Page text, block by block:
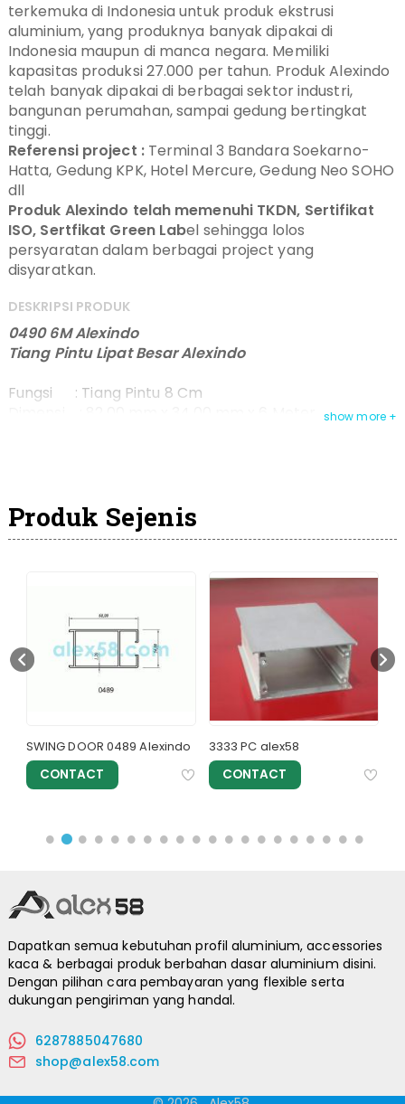
terkemuka di Indonesia untuk produk ekstrusi
aluminium, yang produknya banyak dipakai di
Indonesia maupun di manca negara. Memiliki
kapasitas produksi 27.000 per tahun. Produk Alexindo
telah banyak dipakai di berbagai sektor industri,
bangunan perumahan, sampai gedung bertingkat
tinggi.
Referensi project :Terminal 3 Bandara Soekarno-
Hatta, Gedung KPK, Hotel Mercure, Gedung Neo SOHO
dll
Produk Alexindo telah memenuhi TKDN, Sertifikat
ISO, Sertfikat Green Label sehingga lolos
persyaratan dalam berbagai project yang
disyaratkan.
DESKRIPSI PRODUK
0490 6M Alexindo
Tiang Pintu Lipat Besar Alexindo
Fungsi : Tiang Pintu 8 Cm
Note :
- Terdapat opsi inden produksi dengan warna khusus
namun tetap berprotect Alexindo jika volume
mencukupi
- Untuk pertanyaan lebih lanjut silahkan hub :
087885047680 - 081513379880
Produk Sejenis
SWING DOOR 0489 Alexindo
CONTACT
3333 PC alex58
CONTACT
Dapatkan semua kebutuhan profil aluminium, accessories
kaca & berbagai produk berbahan dasar aluminium disini.
Dengan pilihan cara pembayaran yang flexible serta
dukungan pengiriman yang handal.
6287885047680
shop@alex58.com